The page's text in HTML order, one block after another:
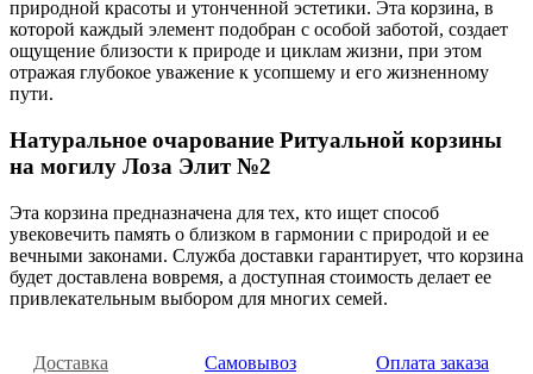
природной красоты и утонченной эстетики. Эта корзина, в
которой каждый элемент подобран с особой заботой, создает
ощущение близости к природе и циклам жизни, при этом
отражая глубокое уважение к усопшему и его жизненному
пути.
Натуральное очарование Ритуальной корзины
на могилу Лоза Элит №2
Эта корзина предназначена для тех, кто ищет способ
увековечить память о близком в гармонии с природой и ее
вечными законами. Служба доставки гарантирует, что корзина
будет доставлена вовремя, а доступная стоимость делает ее
привлекательным выбором для многих семей.
Доставка Самовывоз Оплата заказа